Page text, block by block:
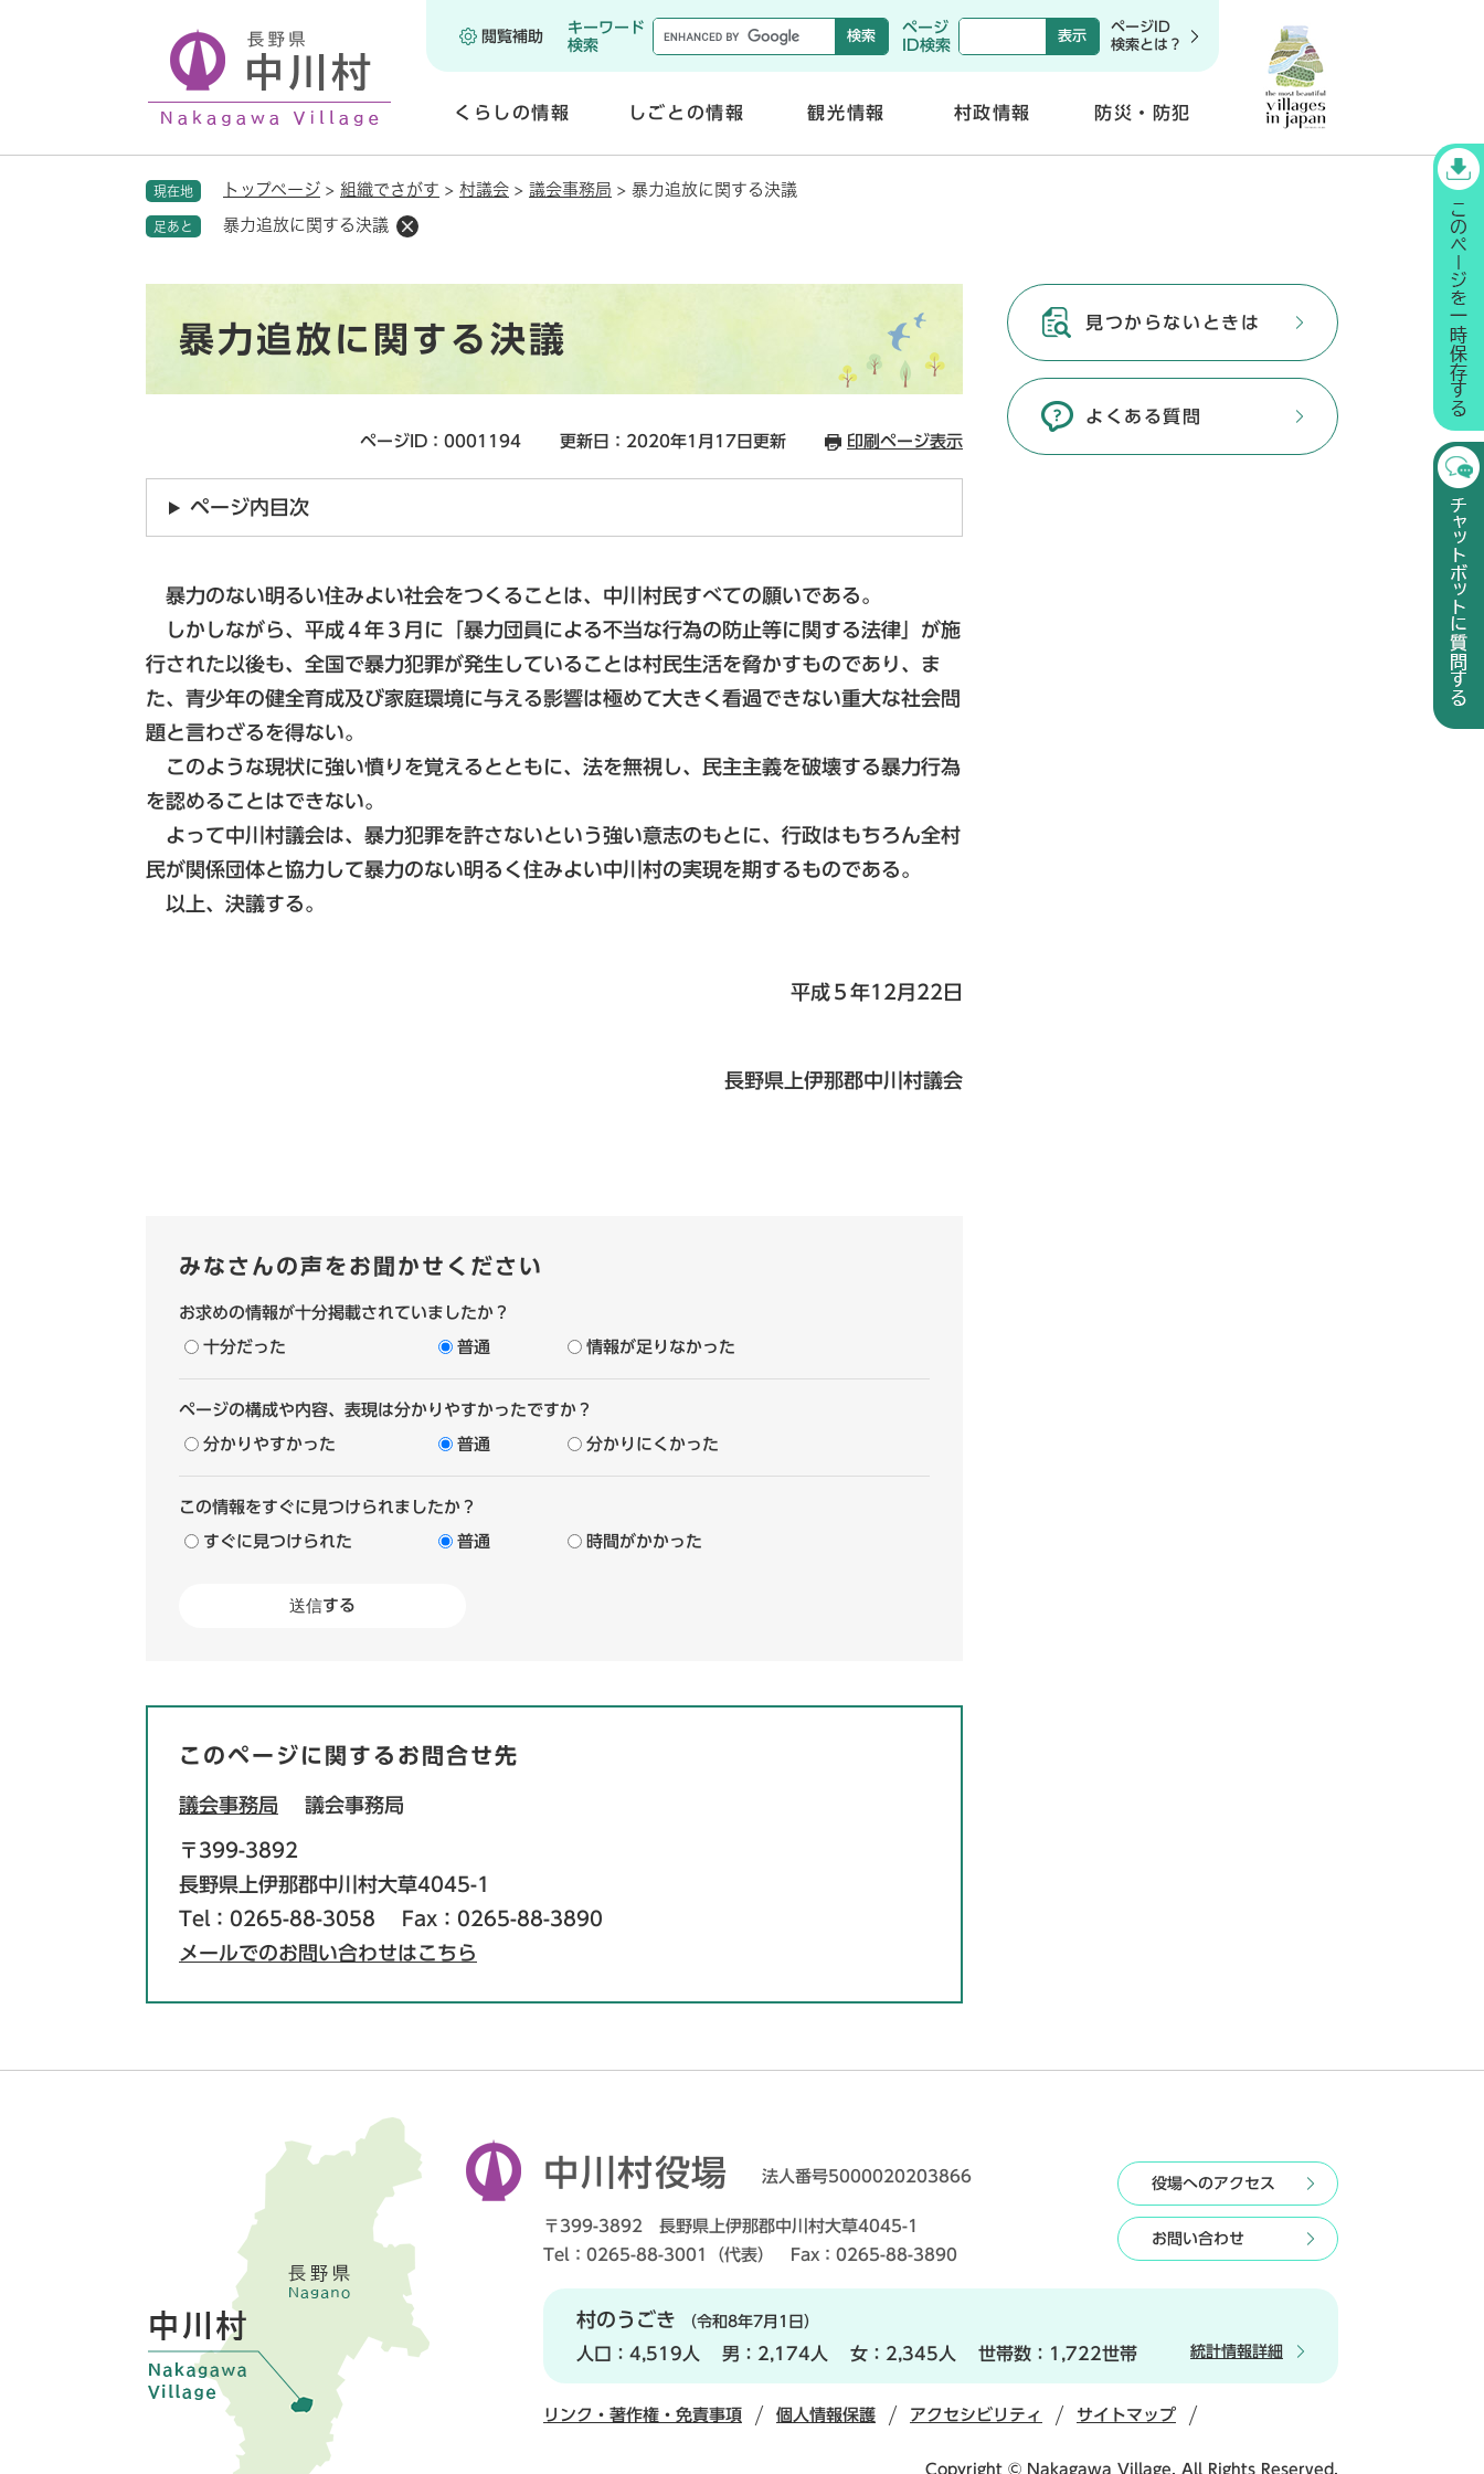
メニューを飛ばして本文へ
閲覧補助
キーワード
検索
ページ
ID検索
ページID
検索とは？
くらしの情報
く
しごとの情報
く
観光情報 村政情報 防災・防犯
現在地 トップページ > 組織でさがす > 村議会 > 議会事務局 > 暴力追放に関する決議
足あと 暴力追放に関する決議
暴力追放に関する決議
ページID：0001194 更新日：2020年1月17日更新 印刷ページ表示
ページ内目次
暴力のない明るい住みよい社会をつくることは、中川村民すべての願いである。
しかしながら、平成４年３月に「暴力団員による不当な行為の防止等に関する法律」が施
行された以後も、全国で暴力犯罪が発生していることは村民生活を脅かすものであり、ま
た、青少年の健全育成及び家庭環境に与える影響は極めて大きく看過できない重大な社会問
題と言わざるを得ない。
このような現状に強い憤りを覚えるとともに、法を無視し、民主主義を破壊する暴力行為
を認めることはできない。
よって中川村議会は、暴力犯罪を許さないという強い意志のもとに、行政はもちろん全村
民が関係団体と協力して暴力のない明るく住みよい中川村の実現を期するものである。
以上、決議する。
平成５年12月22日
長野県上伊那郡中川村議会
みなさんの声をお聞かせください
お求めの情報が十分掲載されていましたか？
十分だった 普通 情報が足りなかった
ページの構成や内容、表現は分かりやすかったですか？
分かりやすかった 普通 分かりにくかった
この情報をすぐに見つけられましたか？
すぐに見つけられた 普通 時間がかかった
このページに関するお問合せ先
議会事務局 議会事務局
〒399-3892
長野県上伊那郡中川村大草4045-1
Tel：0265-88-3058
Fax：0265-88-3890
メールでのお問い合わせはこちら
見つからないときは
よくある質問
中川村役場 法人番号5000020203866
〒399-3892 長野県上伊那郡中川村大草4045-1
Tel：0265-88-3001（代表） Fax：0265-88-3890
役場へのアクセス
お問い合わせ
村のうごき （令和8年7月1日）
人口： 4,519人 男： 2,174人 女： 2,345人 世帯数： 1,722世帯 統計情報詳細
リンク・著作権・免責事項 個人情報保護 アクセシビリティ サイトマップ
Copyright © Nakagawa Village. All Rights Reserved.